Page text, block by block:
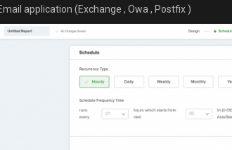
application (Exchange , Owa , Postfix )